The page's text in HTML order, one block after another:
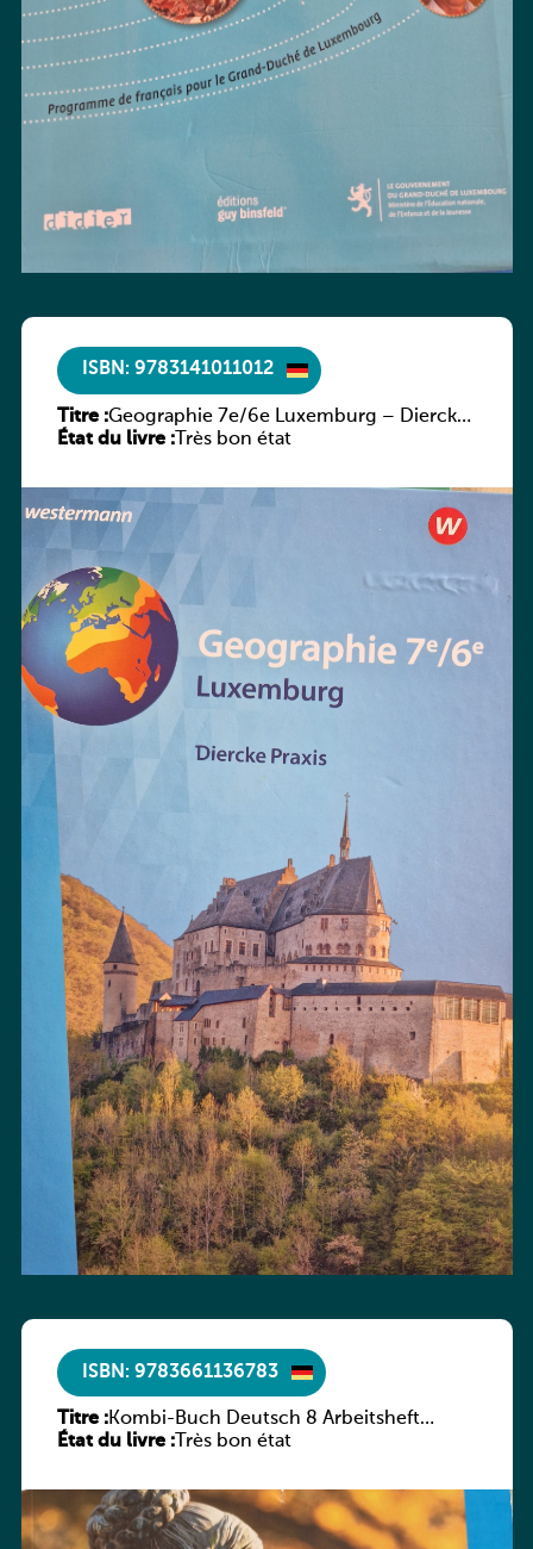
ISBN: 9783141011012
Titre :Geographie 7e/6e Luxemburg – Diercke
Praxis
État du livre :Très bon état
ISBN: 9783661136783
Titre :Kombi-Buch Deutsch 8 Arbeitsheft
(Neue Ausgabe Luxemburg)
État du livre :Très bon état